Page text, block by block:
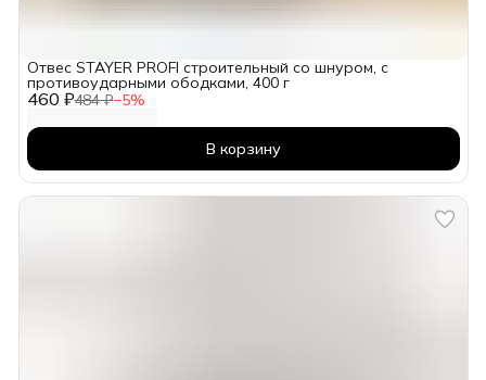
460 ₽484 ₽−5%
Отвес STAYER PROFI строительный со шнуром, с
противоударными ободками, 400 г
В корзину